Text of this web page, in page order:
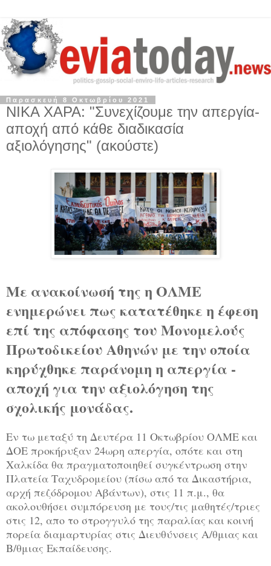
Παρασκευή 8 Οκτωβρίου 2021
ΝΙΚΑ ΧΑΡΑ: "Συνεχίζουμε την απεργία-
αποχή από κάθε διαδικασία
αξιολόγησης" (ακούστε)
Με ανακοίνωσή της η ΟΛΜΕ
ενημερώνει πως κατατέθηκε η έφεση
επί της απόφασης του Μονομελούς
Πρωτοδικείου Αθηνών με την οποία
κηρύχθηκε παράνομη η απεργία -
αποχή για την αξιολόγηση της
σχολικής μονάδας.
Εν τω μεταξύ τη Δευτέρα 11 Οκτωβρίου ΟΛΜΕ και
ΔΟΕ προκήρυξαν 24ωρη απεργία, οπότε και στη
Χαλκίδα θα πραγματοποιηθεί συγκέντρωση στην
Πλατεία Ταχυδρομείου (πίσω από τα Δικαστήρια,
αρχή πεζόδρομου Αβάντων), στις 11 π.μ., θα
ακολουθήσει συμπόρευση με τους/τις μαθητές/τριες
στις 12, απο το στρογγυλό της παραλίας και κοινή
πορεία διαμαρτυρίας στις Διευθύνσεις Α/θμιας και
Β/θμιας Εκπαίδευσης.